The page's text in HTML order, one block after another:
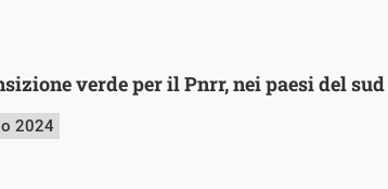
verde per il Pnrr, nei paesi del sud
2024